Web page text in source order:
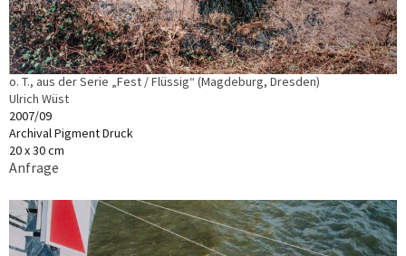
o. T., aus der Serie „Fest / Flüssig“ (Magdeburg, Dresden)
Ulrich Wüst
2007/09
Archival Pigment Druck
20 x 30 cm
Anfrage